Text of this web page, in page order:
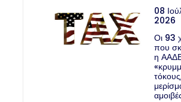
08
2026
Οι 93
που
η